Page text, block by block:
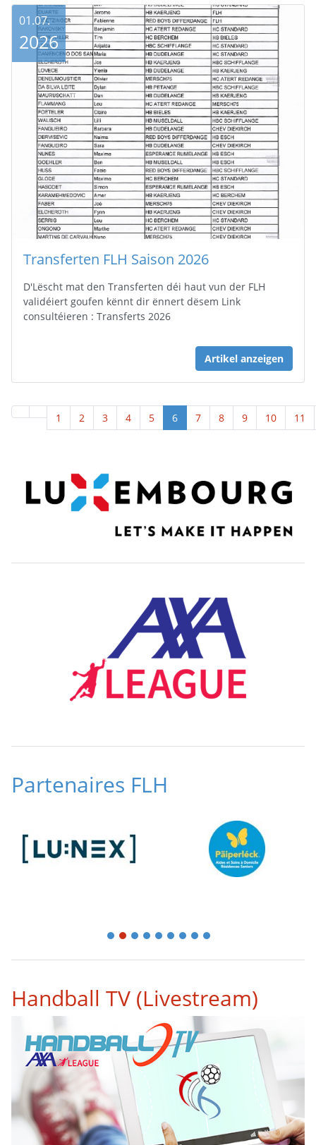
Transferten FLH Saison 2026
D'Lëscht mat den Transferten déi haut vun der FLH
validéiert goufen kënnt dir ënnert dësem Link
consultéieren : Transferts 2026
Artikel anzeigen
01.07.
2026
1 2 3 4 5 6 7 8 9 10 11
Partenaires FLH
1 2 3 4 5 6 7 8 9
Handball TV (Livestream)